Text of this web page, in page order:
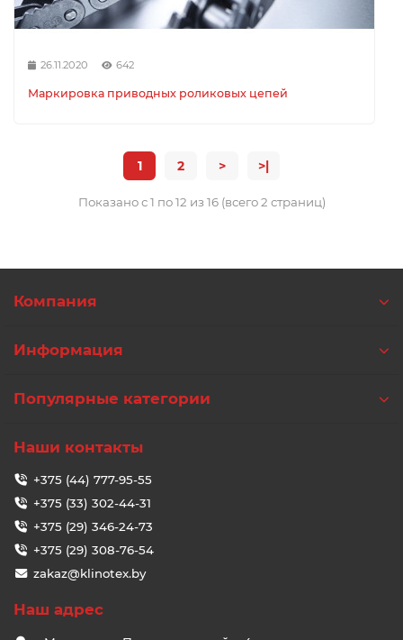
26.11.2020 642
Маркировка приводных роликовых цепей
1 2 > >|
Показано с 1 по 12 из 16 (всего 2 страниц)
Компания
Информация
Популярные категории
Наши контакты
+375 (44) 777-95-55
+375 (33) 302-44-31
+375 (29) 346-24-73
+375 (29) 308-76-54
zakaz@klinotex.by
Наш адрес